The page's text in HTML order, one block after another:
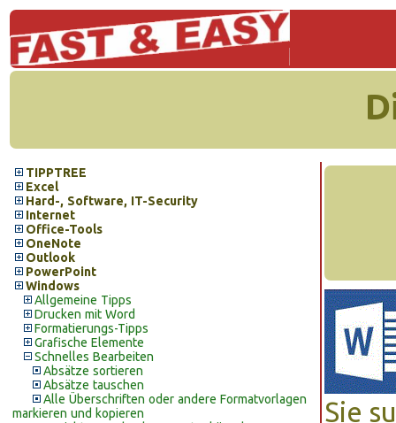
TIPPTREE
Excel
Hard-, Software, IT-Security
Internet
Office-Tools
OneNote
Outlook
PowerPoint
Windows
Allgemeine Tipps
Drucken mit Word
Formatierungs-Tipps
Grafische Elemente
Schnelles Bearbeiten
Absätze sortieren
Absätze tauschen
Alle Überschriften oder andere Formatvorlagen
markieren und kopieren
Sie